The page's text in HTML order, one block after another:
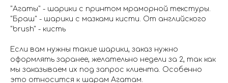
"Агаты" - шарики с принтом мраморной текстуры.
"Браш" - шарики с мазками кисти. От английского
"brush" - кисть
Если вам нужны такие шарики, заказ нужно
оформлять заранее, желательно недели за 2, так как
мы заказываем их под запрос клиента. Особенно
это относится к шарам Агатам.